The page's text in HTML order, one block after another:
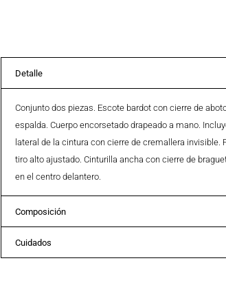
Detalle
Conjunto dos piezas. Escote bardot con cierre de
espalda. Cuerpo encorsetado drapeado a mano.
lateral de la cintura con cierre de cremallera invisible.
tiro alto ajustado. Cinturilla ancha con cierre de
en el centro delantero.
Composición
Cuidados